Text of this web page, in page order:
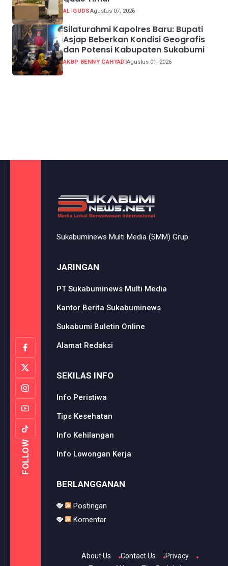
AL-QUDSAgustus 07, 2026
Silaturahmi Kapolres Baru: Bupati
Asjap Beberkan Kondisi Geografis
dan Potensi Kabupaten Sukabumi
AKBP BENNY CAHYADIAgustus 01, 2026
FOLLOW
Sukabuminews Multi Media (SMM) Grup
JARINGAN
PT Sukabuminews Multi Media
Kantor Berita Sukabuminews
Sukabumi Buletin Online
Alamat Redaksi
SEKILAS INFO
Info Peristiwa
Tips Kesehatan
Info Kehilangan
Info Lowongan Kerja
BERLANGGANAN
Postingan
Komentar
About Us Contact Us
Privacy